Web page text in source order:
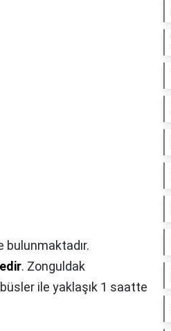
bulunmaktadır.
. Zonguldak
ile yaklaşık 1 saatte